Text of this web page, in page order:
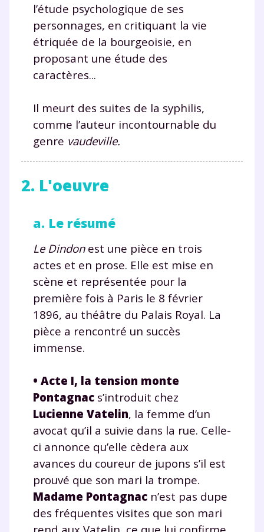
l’étude psychologique de ses
personnages, en critiquant la vie
étriquée de la bourgeoisie, en
proposant une étude des
caractères...
Il meurt des suites de la syphilis,
comme l’auteur incontournable du
genre vaudeville.
2. L'oeuvre
a. Le résumé
Le Dindonest une pièce en trois
actes et en prose. Elle est mise en
scène et représentée pour la
première fois à Paris le 8 février
1896, au théâtre du Palais Royal. La
pièce a rencontré un succès
immense.
• Acte I, la tension monte
Pontagnac s’introduit chez
Lucienne Vatelin, la femme d’un
avocat qu’il a suivie dans la rue. Celle-
ci annonce qu’elle cèdera aux
avances du coureur de jupons s’il est
prouvé que son mari la trompe.
Madame Pontagnac n’est pas dupe
des fréquentes visites que son mari